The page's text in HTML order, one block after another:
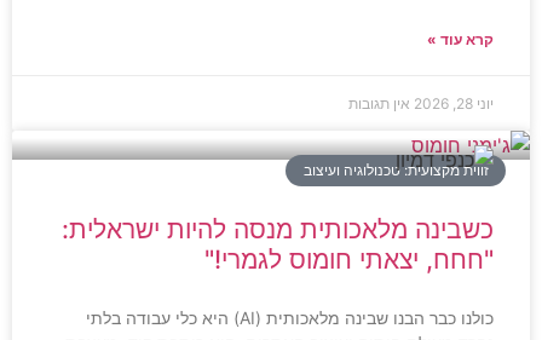
קרא עוד »
יוני 28, 2026 אין תגובות
זווית מקצועית: טכנולוגיה ועיצוב
כשבינה מלאכותית מנסה להיות ישראלית:
"חחח, יצאתי חומוס לגמרי!"
כולנו כבר הבנו שבינה מלאכותית (AI) היא כלי עבודה בלתי